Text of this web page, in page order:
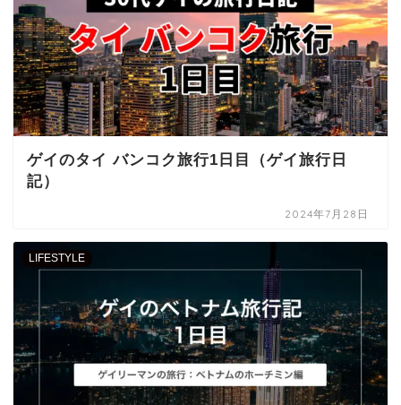
ゲイのタイ バンコク旅行1日目（ゲイ旅行日
記）
2024年7月28日
LIFESTYLE